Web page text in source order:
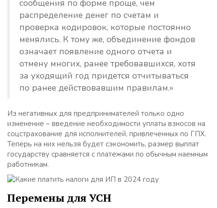
сообщения по форме проще, чем
распределение денег по счетам и
проверка кодировок, которые постоянно
менялись. К тому же, объединение фондов
означает появление одного отчета и
отмену многих, ранее требовавшихся, хотя
за уходящий год придется отчитываться
по ранее действовавшим правилам.»
Из негативных для предпринимателей только одно
изменение – введение необходимости уплаты взносов на
соцстрахование для исполнителей, привлеченных по ГПХ.
Теперь на них нельзя будет сэкономить, размер выплат
государству сравняется с платежами по обычным наемным
работникам.
Перемены для УСН